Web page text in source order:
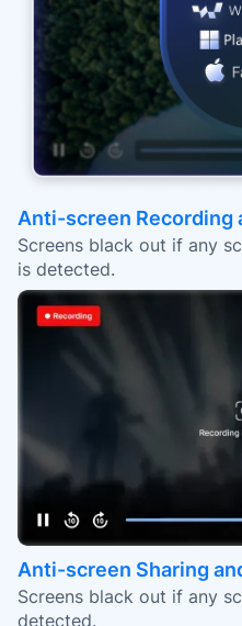
Anti-screen Recording
Screens black out if any
is detected.
Anti-screen Sharing
Screens black out if any
detected.